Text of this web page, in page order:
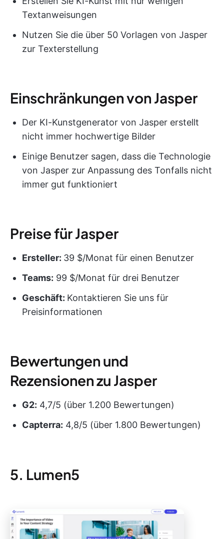
Textanweisungen
Nutzen Sie die über 50 Vorlagen von Jasper
zur Texterstellung
Einschränkungen von Jasper
Der KI-Kunstgenerator von Jasper erstellt
nicht immer hochwertige Bilder
Einige Benutzer sagen, dass die Technologie
von Jasper zur Anpassung des Tonfalls nicht
immer gut funktioniert
Preise für Jasper
Ersteller: 39 $/Monat für einen Benutzer
Teams: 99 $/Monat für drei Benutzer
Geschäft: Kontaktieren Sie uns für
Preisinformationen
Bewertungen und
Rezensionen zu Jasper
G2: 4,7/5 (über 1.200 Bewertungen)
Capterra: 4,8/5 (über 1.800 Bewertungen)
5. Lumen5